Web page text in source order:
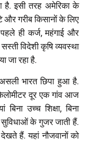
है. इसी तरह अमेरिका के
और गरीब किसानों के लिए
ही कर्ज, महंगाई और
विदेशी कृषि व्यवस्था
जा रहा है.
भारत छिपा हुआ है.
दूर एक गांव आज
बिना उच्च शिक्षा, बिना
सुविधाओं के गुजर जाती हैं.
देखते हैं. यहां नौजवानों को